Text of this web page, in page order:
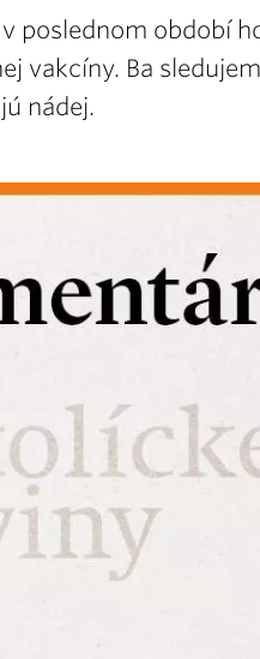
poslednom období
vakcíny. Ba
nádej.